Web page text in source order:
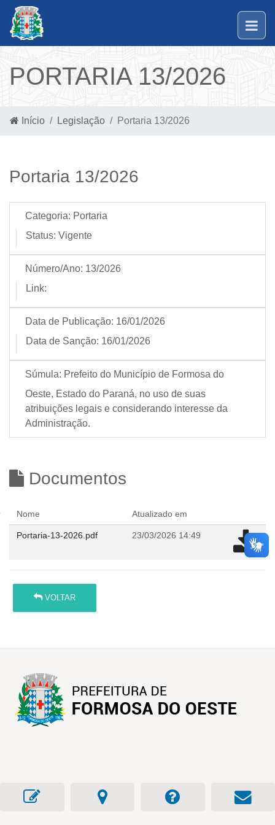
PORTARIA 13/2026
Início Legislação Portaria 13/2026
Portaria 13/2026
Categoria: Portaria
Status: Vigente
Número/Ano: 13/2026
Link:
Data de Publicação: 16/01/2026
Data de Sanção: 16/01/2026
Súmula: Prefeito do Município de Formosa do
Oeste, Estado do Paraná, no uso de suas
atribuições legais e considerando interesse da
Administração.
Documentos
Nome Atualizado em
Portaria-13-2026.pdf 23/03/2026 14:49
VOLTAR